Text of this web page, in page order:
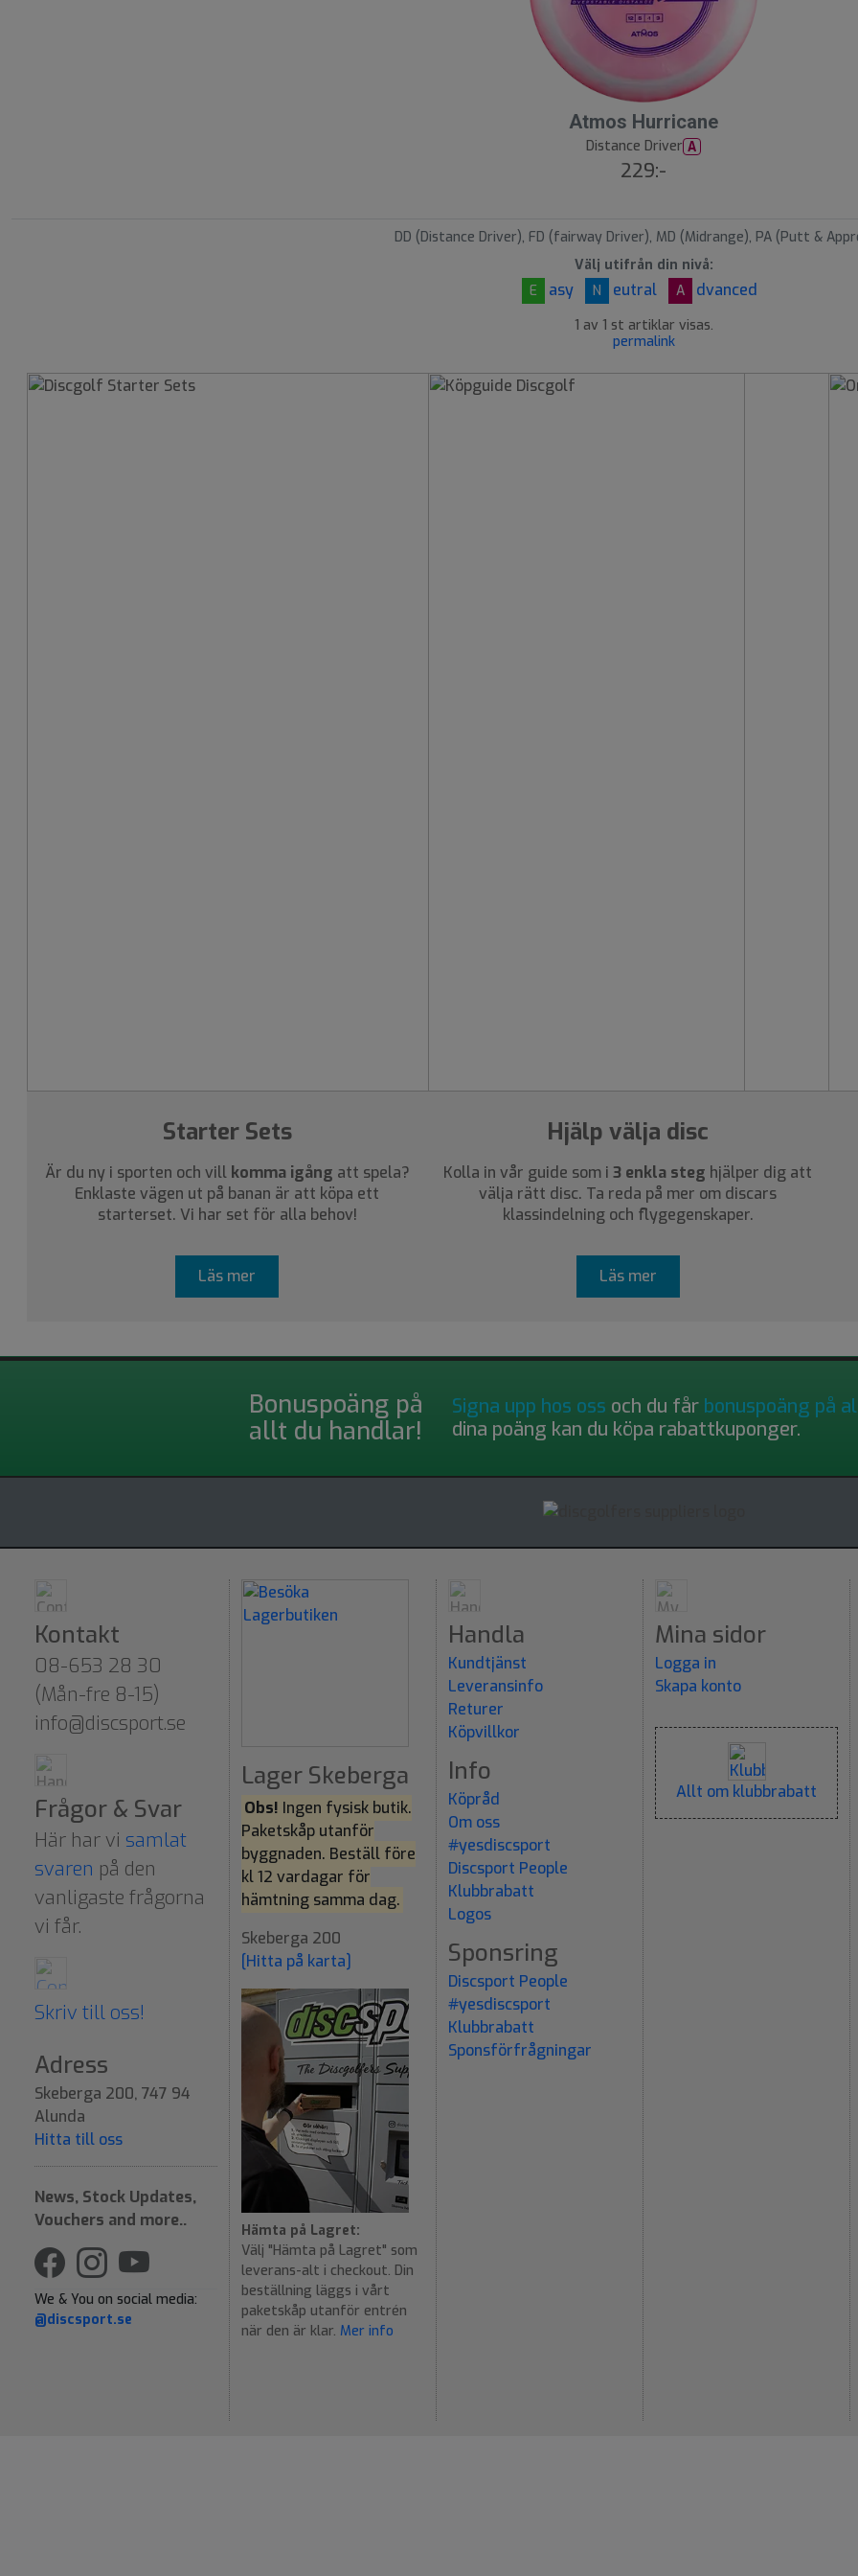
Atmos Hurricane
Distance Driver A
229:-
DD (Distance Driver), FD (fairway Driver), MD (Midrange), PA (Putt &
Välj utifrån din nivå:
E
asy N eutral A dvanced
1 av 1 st artiklar visas.
permalink
Starter Sets
Är du ny i sporten och vill komma igång att spela?
Enklaste vägen ut på banan är att köpa ett
starterset. Vi har set för alla behov!
Läs mer
Hjälp välja disc
Kolla in vår guide som i3 enkla steg hjälper dig att
välja rätt disc. Ta reda på mer om discars
klassindelning och flygegenskaper.
Läs mer
Bonuspoäng på
allt du handlar!
Signa upp hos oss och du får bonuspoäng på
dina poäng kan du köpa rabattkuponger.
Kontakt
08-653 28 30
(Mån-fre 8-15)
info@discsport.se
Frågor & Svar
Här har vi samlat
svaren på den
vanligaste frågorna
vi får.
Skriv till oss!
Adress
Skeberga 200, 747 94
Alunda
Hitta till oss
News, Stock Updates,
Vouchers and more..
We & You on social media:
@discsport.se
Lager Skeberga
Obs! Ingen fysisk butik.
Paketskåp utanför
byggnaden. Beställ före
kl 12 vardagar för
hämtning samma dag.
Skeberga 200
[Hitta på karta]
Hämta på Lagret:
Välj "Hämta på Lagret" som
leverans-alt i checkout. Din
beställning läggs i vårt
paketskåp utanför entrén
när den är klar. Mer info
Handla
Kundtjänst
Leveransinfo
Returer
Köpvillkor
Info
Köpråd
Om oss
#yesdiscsport
Discsport People
Klubbrabatt
Logos
Sponsring
Discsport People
#yesdiscsport
Klubbrabatt
Sponsförfrågningar
Mina sidor
Logga in
Skapa konto
Allt om klubbrabatt